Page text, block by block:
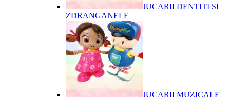
JUCARII DENTITI SI
ZDRANGANELE
JUCARII MUZICALE